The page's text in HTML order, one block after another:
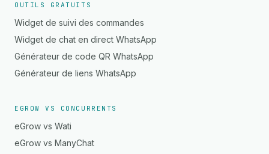
OUTILS GRATUITS
Widget de suivi des commandes
Widget de chat en direct WhatsApp
Générateur de code QR WhatsApp
Générateur de liens WhatsApp
EGROW VS CONCURRENTS
eGrow vs Wati
eGrow vs ManyChat